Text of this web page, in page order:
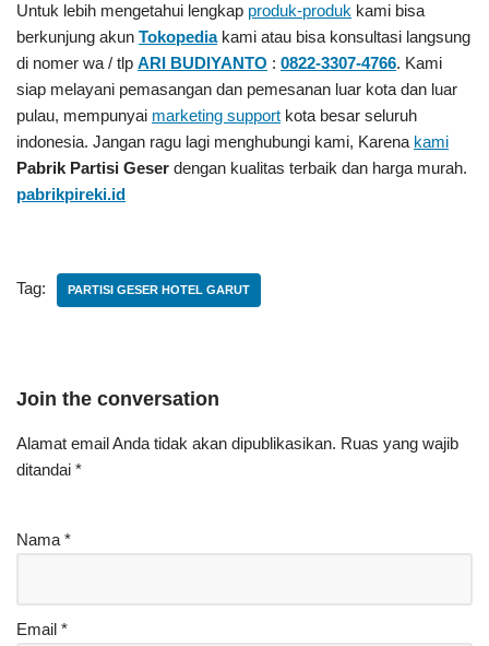
Untuk lebih mengetahui lengkap produk-produk kami bisa
berkunjung akun Tokopediakami atau bisa konsultasi langsung
di nomer wa / tlp ARI BUDIYANTO : 0822-3307-4766. Kami
siap melayani pemasangan dan pemesanan luar kota dan luar
pulau, mempunyai marketing support kota besar seluruh
indonesia. Jangan ragu lagi menghubungi kami, Karena kami
Pabrik Partisi Geser dengan kualitas terbaik dan harga murah.
pabrikpireki.id
Tag: PARTISI GESER HOTEL GARUT
Join the conversation
Alamat email Anda tidak akan dipublikasikan. Ruas yang wajib
ditandai *
Nama *
Email *